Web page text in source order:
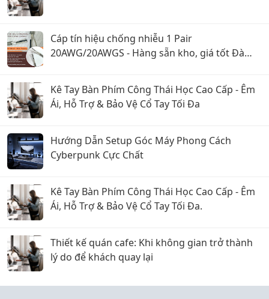
Cáp tín hiệu chống nhiễu 1 Pair
20AWG/20AWGS - Hàng sẵn kho, giá tốt Đà
Kê Tay Bàn Phím Công Thái Học Cao Cấp - Êm
Ái, Hỗ Trợ & Bảo Vệ Cổ Tay Tối Đa
Hướng Dẫn Setup Góc Máy Phong Cách
Cyberpunk Cực Chất
Kê Tay Bàn Phím Công Thái Học Cao Cấp - Êm
Ái, Hỗ Trợ & Bảo Vệ Cổ Tay Tối Đa.
Thiết kế quán cafe: Khi không gian trở thành
lý do để khách quay lại